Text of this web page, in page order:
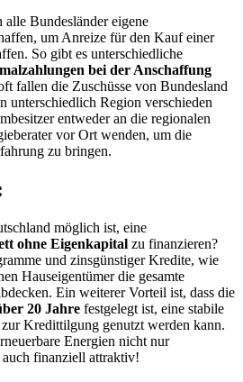
alle Bundesländer eigene
um Anreize für den Kauf einer
So gibt es unterschiedliche
bei der Anschaffung
fallen die Zuschüsse von Bundesland
unterschiedlich Region verschieden
entweder an die regionalen
vor Ort wenden, um die
zu bringen.
möglich ist, eine
ohne Eigenkapital zu finanzieren?
und zinsgünstiger Kredite, wie
Hauseigentümer die gesamte
Ein weiterer Vorteil ist, dass die
20 Jahre festgelegt ist, eine stabile
Kredittilgung genutzt werden kann.
Energien nicht nur
finanziell attraktiv!